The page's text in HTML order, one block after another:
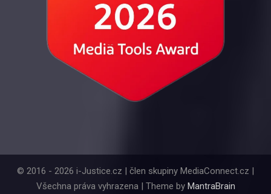
© 2016 - 2026 i-Justice.cz | člen skupiny MediaConnect.cz |
Všechna práva vyhrazena | Theme by MantraBrain